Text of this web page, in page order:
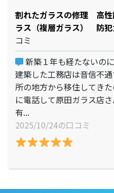
割れたガラスの修理 高
ラス（複層ガラス） 防
コミ
新築１年も経たないの
建築した工務店は音信不
所の地方から移住してき
に電話して原田ガラス店
有...
2025/10/24の口コミ